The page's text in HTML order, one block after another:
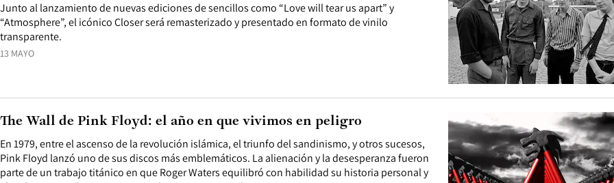
13 MAYO
Junto al lanzamiento de nuevas ediciones de sencillos como “Love will tear us apart” y
“Atmosphere”, el icónico Closer será remasterizado y presentado en formato de vinilo
transparente.
En 1979, entre el ascenso de la revolución islámica, el triunfo del sandinismo, y otros sucesos,
Pink Floyd lanzó uno de sus discos más emblemáticos. La alienación y la desesperanza fueron
parte de un trabajo titánico en que Roger Waters equilibró con habilidad su historia personal y
The Wall de Pink Floyd: el año en que vivimos en peligro